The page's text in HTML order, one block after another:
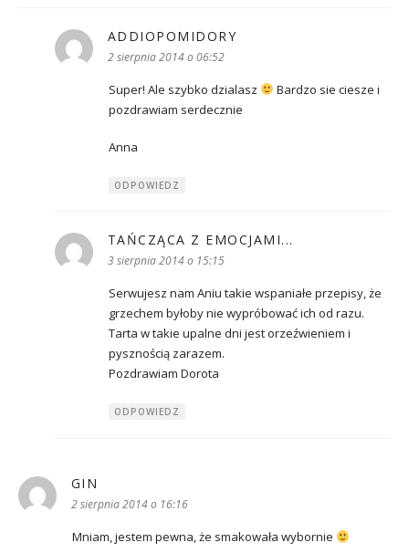
ADDIOPOMIDORY
2 sierpnia 2014 o 06:52
Super! Ale szybko dzialasz
Bardzo sie ciesze i
pozdrawiam serdecznie
Anna
ODPOWIEDZ
TAŃCZĄCA Z EMOCJAMI...
3 sierpnia 2014 o 15:15
Serwujesz nam Aniu takie wspaniałe przepisy, że
grzechem byłoby nie wypróbować ich od razu.
Tarta w takie upalne dni jest orzeźwieniem i
pysznością zarazem.
Pozdrawiam Dorota
ODPOWIEDZ
GIN
2 sierpnia 2014 o 16:16
Mniam, jestem pewna, że smakowała wybornie